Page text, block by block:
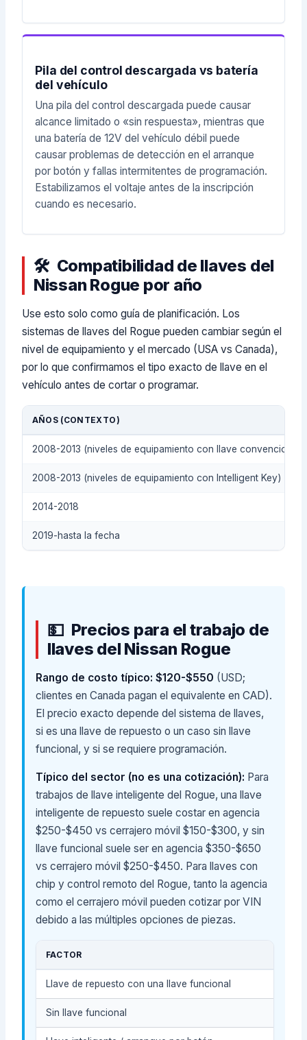
Pila del control descargada vs batería
del vehículo
Una pila del control descargada puede causar
alcance limitado o «sin respuesta», mientras que
una batería de 12V del vehículo débil puede
causar problemas de detección en el arranque
por botón y fallas intermitentes de programación.
Estabilizamos el voltaje antes de la inscripción
cuando es necesario.
Compatibilidad de llaves del
Nissan Rogue por año
Use esto solo como guía de planificación. Los
sistemas de llaves del Rogue pueden cambiar según el
nivel de equipamiento y el mercado (USA vs Canada),
por lo que confirmamos el tipo exacto de llave en el
vehículo antes de cortar o programar.
AÑOS (CONTEXTO)
2008-2013 (niveles de equipamiento con llave convencional)
2008-2013 (niveles de equipamiento con Intelligent Key)
2014-2018
2019-hasta la fecha
Precios para el trabajo de
llaves del Nissan Rogue
Rango de costo típico: $120-$550 (USD;
clientes en Canada pagan el equivalente en CAD).
El precio exacto depende del sistema de llaves,
si es una llave de repuesto o un caso sin llave
funcional, y si se requiere programación.
Típico del sector (no es una cotización): Para
trabajos de llave inteligente del Rogue, una llave
inteligente de repuesto suele costar en agencia
$250-$450 vs cerrajero móvil $150-$300, y sin
llave funcional suele ser en agencia $350-$650
vs cerrajero móvil $250-$450. Para llaves con
chip y control remoto del Rogue, tanto la agencia
como el cerrajero móvil pueden cotizar por VIN
debido a las múltiples opciones de piezas.
FACTOR
Llave de repuesto con una llave funcional
Sin llave funcional